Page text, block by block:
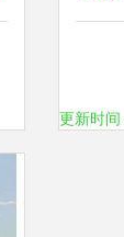
机
——
更新时